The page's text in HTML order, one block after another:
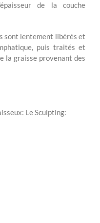
de la couche
sont lentement libérés et
puis traités et
la graisse provenant des
Le Sculpting: